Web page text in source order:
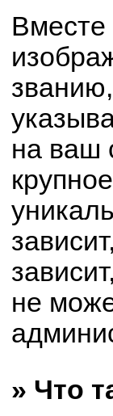
Вместе
на ваш
не
» Что